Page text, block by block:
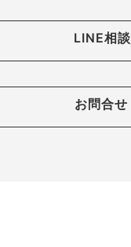
LINE相談
お問合せ